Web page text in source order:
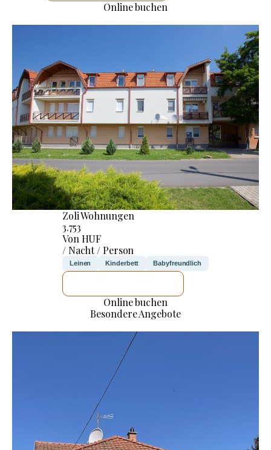
Online buchen
Zoli Wohnungen
3.753
Von HUF
/ Nacht / Person
Leinen Kinderbett Babyfreundlich
Online buchen
Besondere Angebote